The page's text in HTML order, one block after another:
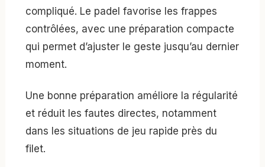
compliqué. Le padel favorise les frappes
contrôlées, avec une préparation compacte
qui permet d’ajuster le geste jusqu’au dernier
moment.
Une bonne préparation améliore la régularité
et réduit les fautes directes, notamment
dans les situations de jeu rapide près du
filet.